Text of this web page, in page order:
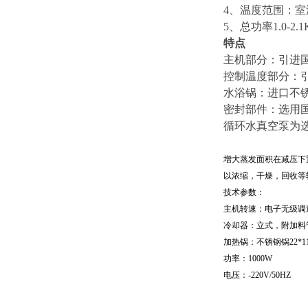
4 、温度范围：
5 、总功率1.0-
特点
主机部分：引进
控制温度部分：
水浴锅：进口不
密封部件：选用
循环水真空泵为
增大蒸发面积在减压
以浓缩，干燥，回收
技术参数：
主机转速：电子无级调
冷却器：立式，附加
加热锅：不锈钢锅
功率： 1000W
电压： -220V/50HZ